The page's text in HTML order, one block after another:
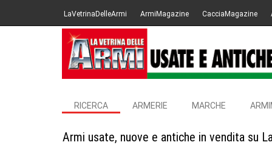
LaVetrinaDelleArmi ArmiMagazine CacciaMagazine
RICERCA ARMERIE MARCHE
Armi usate, nuove e antiche in vendita su